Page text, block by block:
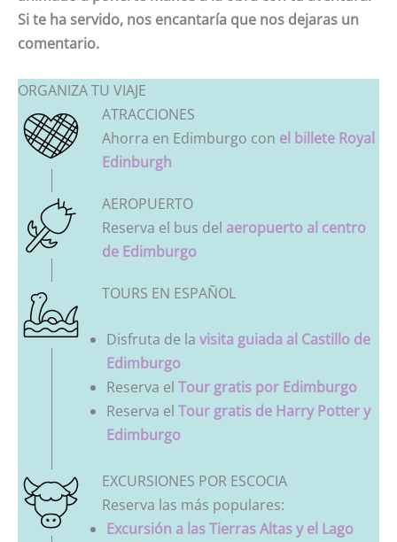
Si te ha servido, nos encantaría que nos dejaras un
comentario.
ORGANIZA TU VIAJE
ATRACCIONES
Ahorra en Edimburgo con el billete Royal
Edinburgh
AEROPUERTO
Reserva el bus del aeropuerto al centro
de Edimburgo
TOURS EN ESPAÑOL
Disfruta de la visita guiada al Castillo de
Edimburgo
Reserva el Tour gratis por Edimburgo
Reserva el Tour gratis de Harry Potter y
Edimburgo
EXCURSIONES POR ESCOCIA
Reserva las más populares:
Excursión a las Tierras Altas y el Lago